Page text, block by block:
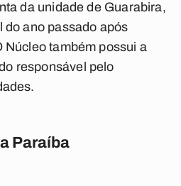
da unidade de Guarabira,
do ano passado após
Núcleo também possui a
responsável pelo
Paraíba